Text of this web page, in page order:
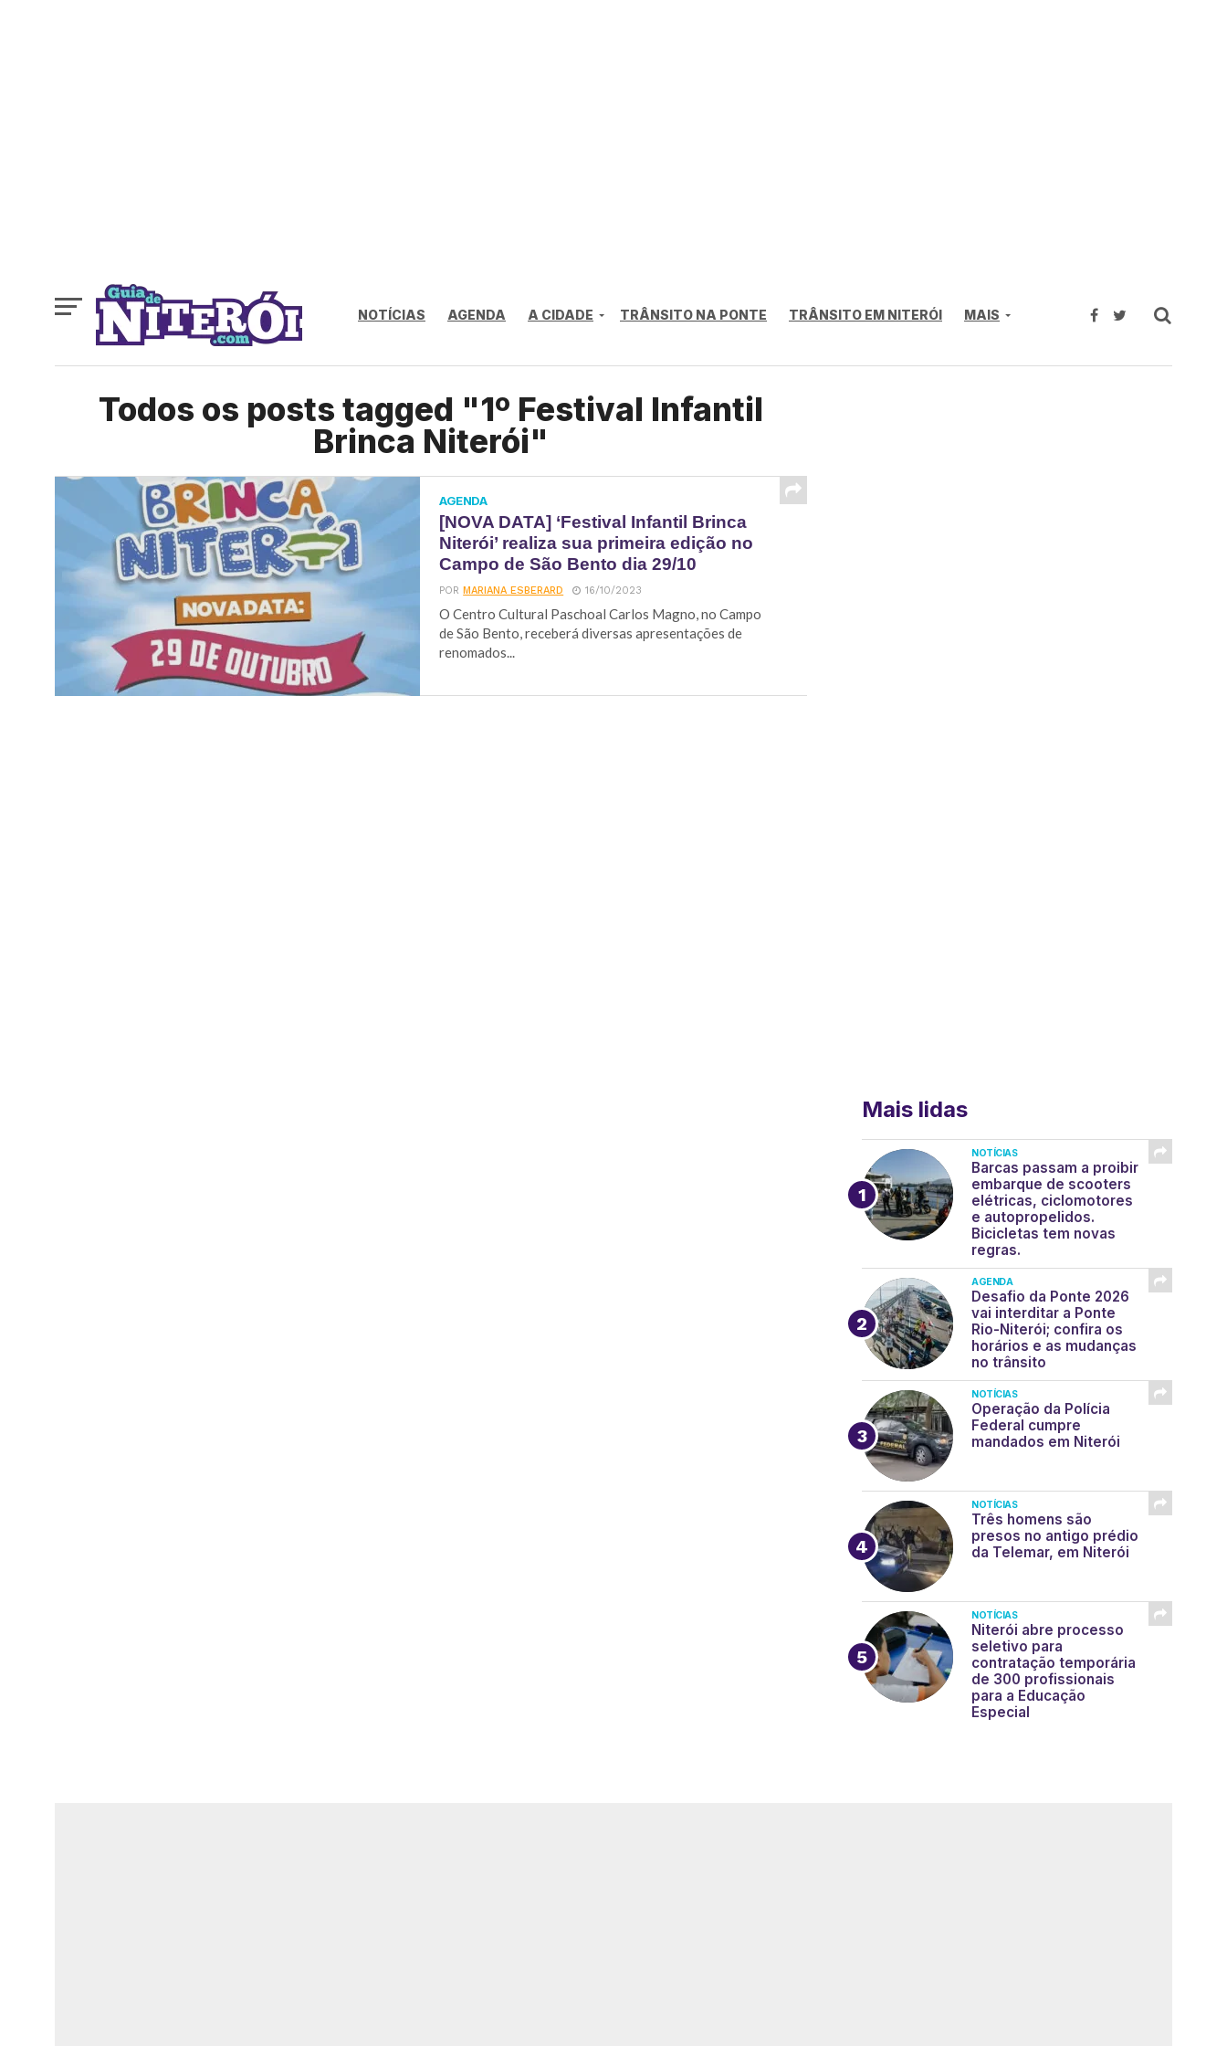
NOTÍCIAS AGENDA A CIDADE TRÂNSITO NA PONTE TRÂNSITO EM NITERÓI MAIS
Todos os posts tagged "1º Festival Infantil
Brinca Niterói"
AGENDA
[NOVA DATA] ‘Festival Infantil Brinca
Niterói’ realiza sua primeira edição no
Campo de São Bento dia 29/10
PORMARIANA ESBERARD 16/10/2023
O Centro Cultural Paschoal Carlos Magno, no Campo
de São Bento, receberá diversas apresentações de
renomados...
Mais lidas
NOTÍCIAS
Barcas passam a proibir
embarque de scooters
elétricas, ciclomotores
e autopropelidos.
Bicicletas tem novas
regras.
AGENDA
Desafio da Ponte 2026
vai interditar a Ponte
Rio-Niterói; confira os
horários e as mudanças
no trânsito
NOTÍCIAS
Operação da Polícia
Federal cumpre
mandados em Niterói
NOTÍCIAS
Três homens são
presos no antigo prédio
da Telemar, em Niterói
NOTÍCIAS
Niterói abre processo
seletivo para
contratação temporária
de 300 profissionais
para a Educação
Especial